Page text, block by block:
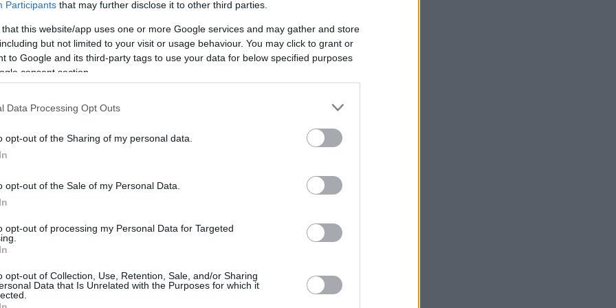
Participants that may further disclose it to other third parties.
that this website/app uses one or more Google services and may gather and store
but not limited to your visit or usage behaviour. You may click to grant or
to Google and its third-party tags to use your data for below specified purposes
consent section.
Data Processing Opt Outs
opt-out of the Sharing of my personal data.
opt-out of the Sale of my Personal Data.
opt-out of processing my Personal Data for Targeted
opt-out of Collection, Use, Retention, Sale, and/or Sharing
Data that Is Unrelated with the Purposes for which it
το μενού για τον γαμπρό στον Πατσίδερο του δήμου
στο Ηράκλειο
στην Κρήτη πήγε να κάψει το
πρώην της και του έσκισε τα
- Εν τέλει τραυματίστηκε σε
σε τροχαίο που είχε λίγο μετά την
αλλά και φθοράς στο όχημα του πρώην της
με λάστιχο για δυνατό